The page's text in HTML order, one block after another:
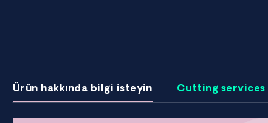
Ürün hakkında bilgi isteyin Cutting services